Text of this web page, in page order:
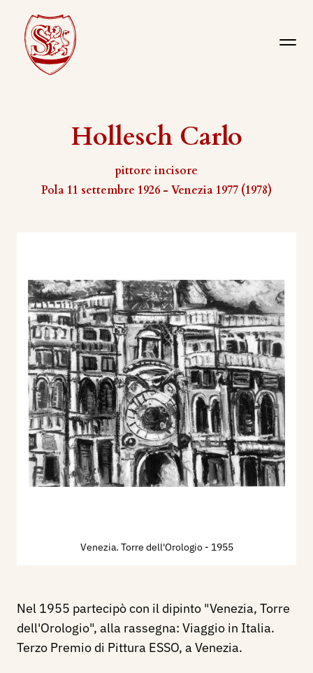
Hollesch Carlo
pittore incisore
Pola 11 settembre 1926 - Venezia 1977 (1978)
Venezia. Torre dell'Orologio - 1955
Nel 1955 partecipò con il dipinto "Venezia, Torre
dell'Orologio", alla rassegna: Viaggio in Italia.
Terzo Premio di Pittura ESSO, a Venezia.